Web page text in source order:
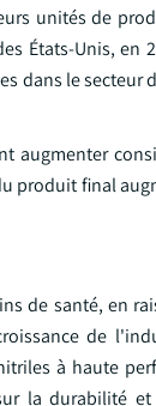
unités de
États-Unis, en
dans le secteur
augmenter
produit final
de santé, en
de
à haute
la durabilité